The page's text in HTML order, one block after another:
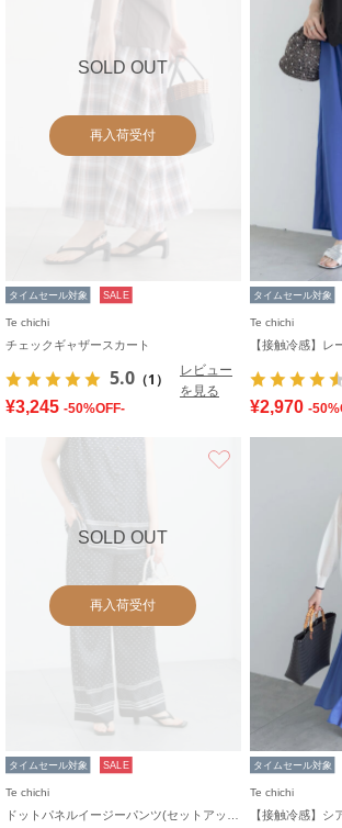
SOLD OUT
再入荷受付
タイムセール対象 SALE
Te chichi
チェックギャザースカート
5.0 （1）
レビュー
を見る
¥3,245 -50%OFF-
タイムセール対象
Te chichi
¥2,970 -
SOLD OUT
再入荷受付
タイムセール対象 SALE
Te chichi
タイムセール対象
Te chichi